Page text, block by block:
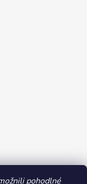
pohodlné